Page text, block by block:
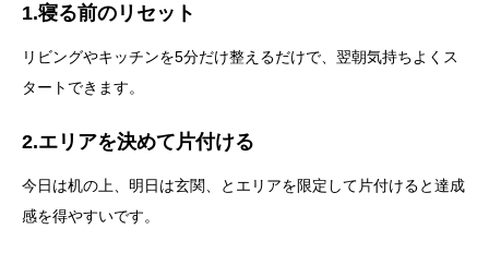
1.寝る前のリセット
リビングやキッチンを5分だけ整えるだけで、翌朝気持ちよくス
タートできます。
2.エリアを決めて片付ける
今日は机の上、明日は玄関、とエリアを限定して片付けると達成
感を得やすいです。